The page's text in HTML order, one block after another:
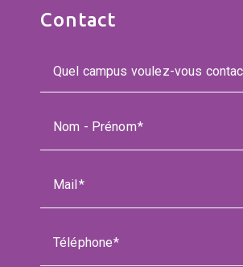
Contact
Quel campus voulez-vous
Nom - Prénom
Mail
Téléphone